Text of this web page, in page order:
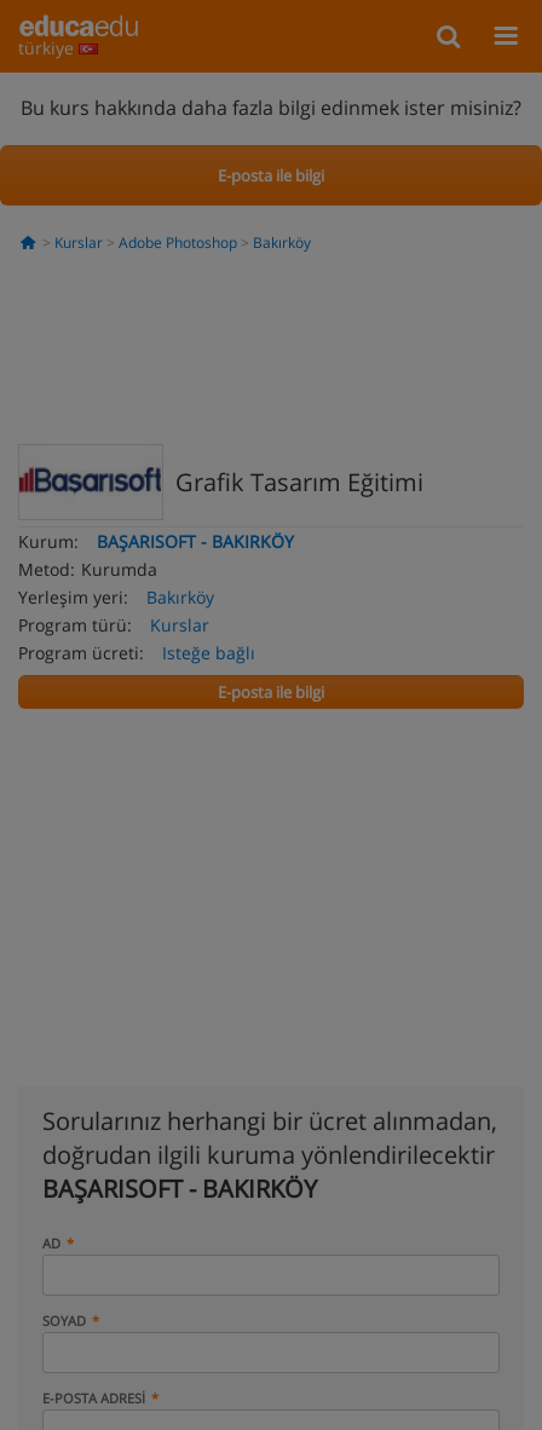
türkiye
Bu kurs hakkında daha fazla bilgi edinmek ister misiniz?
E-posta ile bilgi
Kurslar Adobe Photoshop Bakırköy
Grafik Tasarım Eğitimi
Kurum:
BAŞARISOFT - BAKIRKÖY
Metod: Kurumda
Yerleşim yeri:
Bakırköy
Program türü:
Kurslar
Program ücreti:
Isteğe bağlı
E-posta ile bilgi
Sorularınız herhangi bir ücret alınmadan,
doğrudan ilgili kuruma yönlendirilecektir
BAŞARISOFT - BAKIRKÖY
AD
SOYAD
E-POSTA ADRESI